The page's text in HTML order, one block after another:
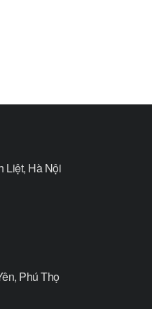
Liệt, Hà Nội
Phú Thọ